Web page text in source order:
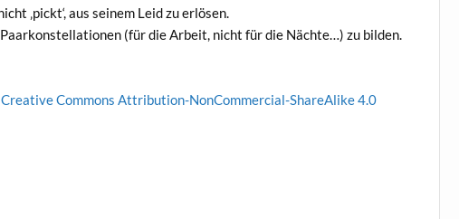
‚pickt‘, aus sei­nem Leid zu erlösen.
(für die Arbeit, nicht für die Näch­te…) zu bilden.
Crea­ti­ve Com­mons Attri­bu­ti­on-Non­Com­mer­cial-ShareA­li­ke 4.0